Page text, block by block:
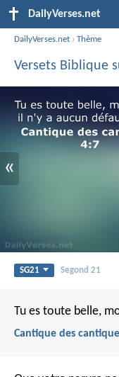
DailyVerses.net
DailyVerses.net ›Thème
Versets Biblique
«
SG21 Segond 21
Tu es toute belle,
Cantique des